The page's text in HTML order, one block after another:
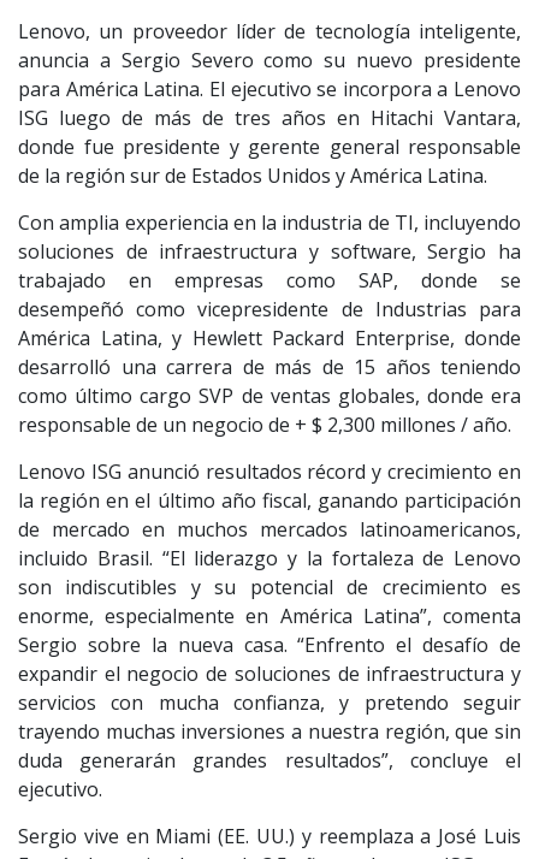
Lenovo, un proveedor líder de tecnología inteligente,
anuncia a Sergio Severo como su nuevo presidente
para América Latina. El ejecutivo se incorpora a Lenovo
ISG luego de más de tres años en Hitachi Vantara,
donde fue presidente y gerente general responsable
de la región sur de Estados Unidos y América Latina.
Con amplia experiencia en la industria de TI, incluyendo
soluciones de infraestructura y software, Sergio ha
trabajado en empresas como SAP, donde se
desempeñó como vicepresidente de Industrias para
América Latina, y Hewlett Packard Enterprise, donde
desarrolló una carrera de más de 15 años teniendo
como último cargo SVP de ventas globales, donde era
responsable de un negocio de + $ 2,300 millones / año.
Lenovo ISG anunció resultados récord y crecimiento en
la región en el último año fiscal, ganando participación
de mercado en muchos mercados latinoamericanos,
incluido Brasil. “El liderazgo y la fortaleza de Lenovo
son indiscutibles y su potencial de crecimiento es
enorme, especialmente en América Latina”, comenta
Sergio sobre la nueva casa. “Enfrento el desafío de
expandir el negocio de soluciones de infraestructura y
servicios con mucha confianza, y pretendo seguir
trayendo muchas inversiones a nuestra región, que sin
duda generarán grandes resultados”, concluye el
ejecutivo.
Sergio vive en Miami (EE. UU.) y reemplaza a José Luis